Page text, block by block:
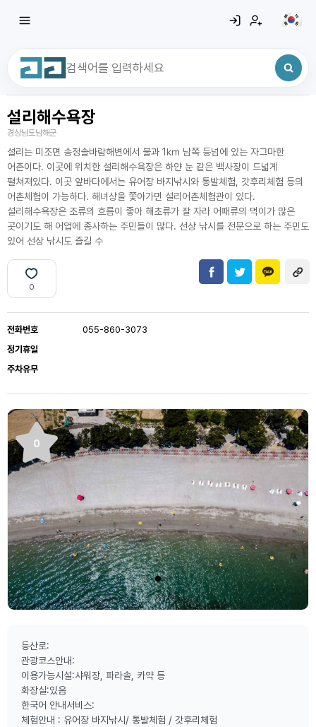
최근 검색어
설리해수욕장
경상남도남해군
설리는 미조면 송정솔바람해변에서 불과 1㎞ 남쪽 등넘에 있는 자그마한
어촌이다. 이곳에 위치한 설리해수욕장은 하얀 눈 같은 백사장이 드넓게
펼쳐져있다. 이곳 앞바다에서는 유어장 바지낚시와 통발체험, 갓후리체험 등의
어촌체험이 가능하다. 해녀상을 쫓아가면 설리어촌체험관이 있다.
설리해수욕장은 조류의 흐름이 좋아 해초류가 잘 자라 어패류의 먹이가 많은
곳이기도 해 어업에 종사하는 주민들이 많다. 선상 낚시를 전문으로 하는 주민도
있어 선상 낚시도 즐길 수
0
전화번호
055-860-3073
정기휴일
주차유무
0
등산로:
관광코스안내:
이용가능시설:샤워장, 파라솔, 카약 등
화장실:있음
한국어 안내서비스:
체험안내 : 유어장 바지낚시/ 통발체험 / 갓후리체험